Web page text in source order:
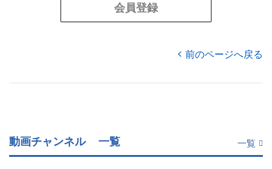
会員登録
前のページへ戻る
動画チャンネル 一覧 一覧